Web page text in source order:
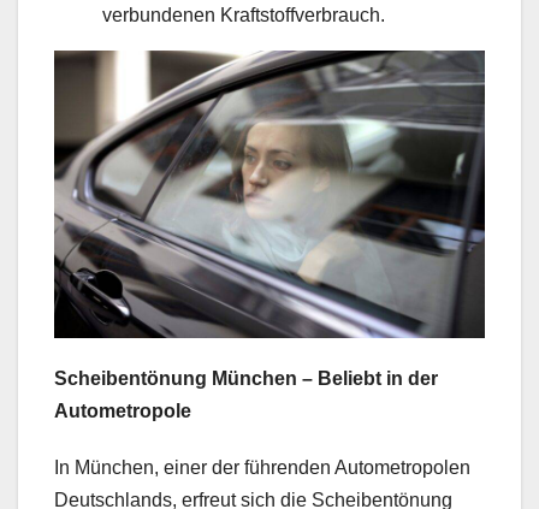
verbundenen Kraftstoffverbrauch.
Scheibentönung München – Beliebt in der
Autometropole
In München, einer der führenden Autometropolen
Deutschlands, erfreut sich die Scheibentönung